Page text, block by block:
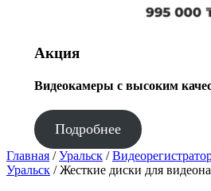
Акция
Видеокамеры с высоким
Подробнее
Главная /Уральск /
Уральск / Жесткие диски для